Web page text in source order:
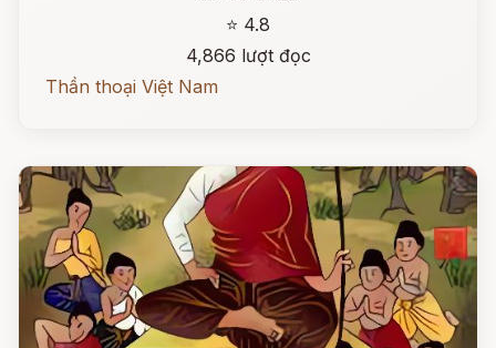
⭐ 4.8
4,866 lượt đọc
Thần thoại Việt Nam